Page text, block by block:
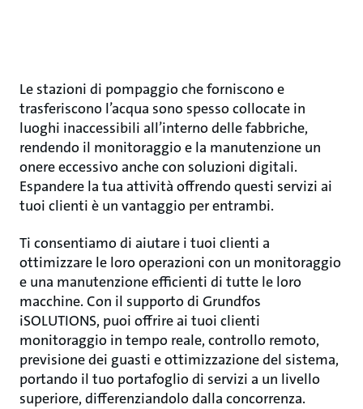
Le stazioni di pompaggio che forniscono e
trasferiscono l’acqua sono spesso collocate in
luoghi inaccessibili all’interno delle fabbriche,
rendendo il monitoraggio e la manutenzione un
onere eccessivo anche con soluzioni digitali.
Espandere la tua attività offrendo questi servizi ai
tuoi clienti è un vantaggio per entrambi.
Ti consentiamo di aiutare i tuoi clienti a
ottimizzare le loro operazioni con un monitoraggio
e una manutenzione efficienti di tutte le loro
macchine. Con il supporto di Grundfos
iSOLUTIONS, puoi offrire ai tuoi clienti
monitoraggio in tempo reale, controllo remoto,
previsione dei guasti e ottimizzazione del sistema,
portando il tuo portafoglio di servizi a un livello
superiore, differenziandolo dalla concorrenza.